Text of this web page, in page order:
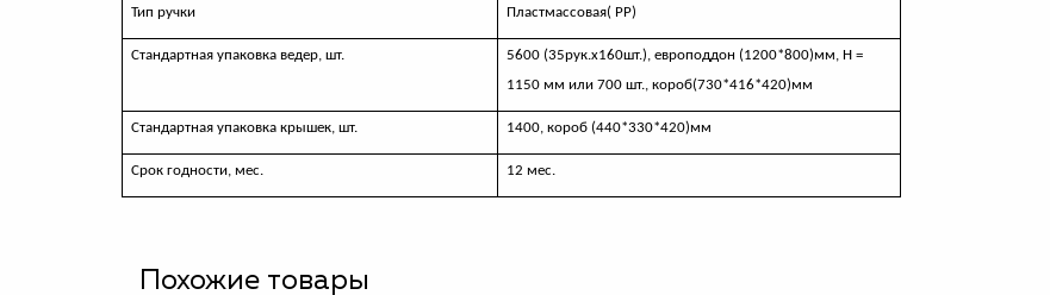
Тип ручки Пластмассовая( РР)
Стандартная упаковка ведер, шт.
5600 (35рук.х160шт.), европоддон (1200*800)мм, Н =
1150 мм или 700 шт., короб(730*416*420)мм
Стандартная упаковка крышек, шт. 1400, короб (440*330*420)мм
Срок годности, мес. 12 мес.
Похожие товары